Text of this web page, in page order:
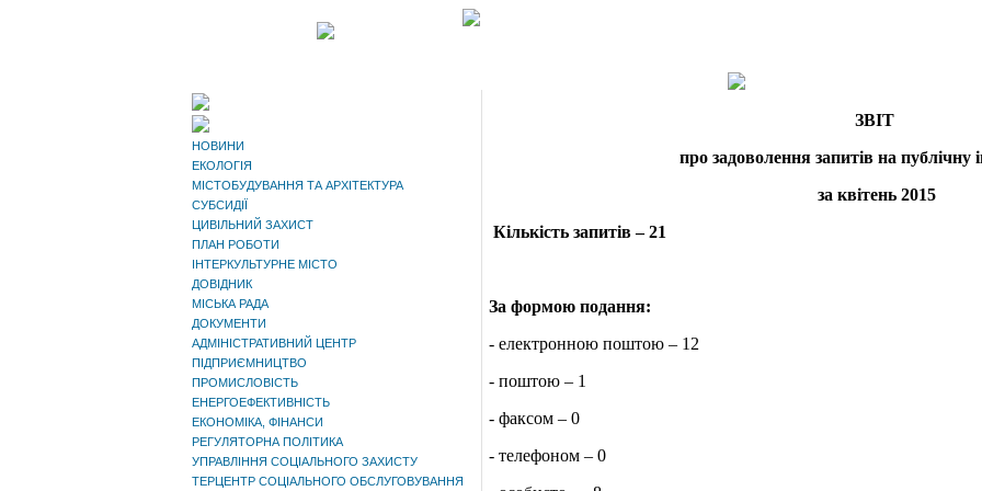
НОВИНИ
ЕКОЛОГІЯ
МІСТОБУДУВАННЯ ТА АРХІТЕКТУРА
СУБСИДІЇ
ЦИВІЛЬНИЙ ЗАХИСТ
ПЛАН РОБОТИ
ІНТЕРКУЛЬТУРНЕ МІСТО
ДОВІДНИК
МІСЬКА РАДА
ДОКУМЕНТИ
АДМІНІСТРАТИВНИЙ ЦЕНТР
ПІДПРИЄМНИЦТВО
ПРОМИСЛОВІСТЬ
ЕНЕРГОЕФЕКТИВНІСТЬ
ЕКОНОМІКА, ФІНАНСИ
РЕГУЛЯТОРНА ПОЛІТИКА
УПРАВЛІННЯ СОЦІАЛЬНОГО ЗАХИСТУ
ТЕРЦЕНТР СОЦІАЛЬНОГО ОБСЛУГОВУВАННЯ
ЗВІТ
про задоволення запитів на публічну
за квітень 2015
Кількість запитів – 21
За формою подання:
- електронною поштою – 12
- поштою – 1
- факсом – 0
- телефоном – 0